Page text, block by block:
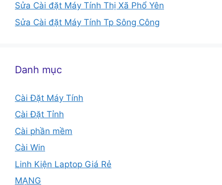
Sửa Cài đặt Máy Tính Thị Xã Phổ Yên
Sửa Cài đặt Máy Tính Tp Sông Công
Danh mục
Cài Đặt Máy Tính
Cài Đặt Tỉnh
Cài phần mềm
Cài Win
Linh Kiện Laptop Giá Rẻ
MẠNG